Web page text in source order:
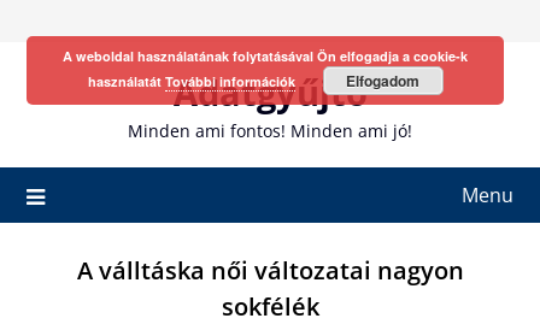
Adatgyűjtő
Minden ami fontos! Minden ami jó!
Menu
A válltáska női változatai nagyon
sokfélék
A weboldal használatának folytatásával Ön elfogadja a cookie-k
használatát További információk Elfogadom